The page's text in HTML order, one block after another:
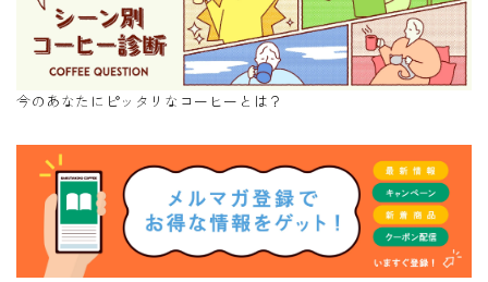
今のあなたにピッタリなコーヒーとは？